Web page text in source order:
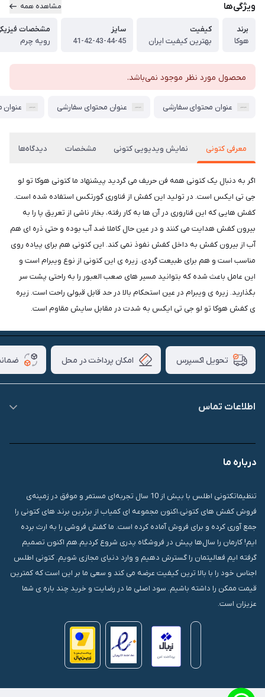
ویژگی‌ها مشاهده همه
برند
هوکا
کیفیت
بهترین کیفیت ایران
سایز
41-42-43-44-45
مشخصات
رویه چرم
محصول مورد نظر موجود نمی‌باشد.
عنوان محتوای سفارشی عنوان محتوای سفارشی عنوان
معرفی کتونی نمایش ویدیویی کتونی مشخصات دیدگاه‌ها
اگر به دنبال یک کتونی همه فن حریف می گردید پیشنهاد ما کتونی هوکا تو لو
جی تی ایکس است. در تولید این کفش از فناوری گورتکس استفاده شده است.
کفش هایی که این فناروری در آن ها به کار رفته، بخار ناشی از تعریق پا را به
بیرون کفش هدایت می کنند و در عین حال کاملا ضد آب بوده و حتی ذره ای هم
آب از بیرون کفش به داخل کفش نفوذ نمی کند. این کتونی هم برای پیاده روی
مناسب است و هم برای طبیعت گردی. زیره ی این کتونی از نوع ویبرام است و
این عامل باعث شده که بتوانید مسیر های صعب العبور را به راحتی پشت سر
بگذارید. زیره ی ویبرام در عین استحکام بالا در حد قابل قبولی راحت است. زیره
ی کفش هوکا تو لو جی تی ایکس به شدت در مقابل سایش مقاوم است.
تحویل اکسپرس امکان پرداخت در محل
اطلاعات تماس
درباره ما
تنظیماتکتونی اطلس با بیش از 10 سال تجربه‌ای مستمر و موفق در زمینه‌ی
فروش کفش های کتونی،اکنون مجموعه ای کمیاب از برترین برند های کتونی را
جمع آوری کرده و برای فروش آماده کرده است. ما کفش فروشی را به ارث برده
ایم! کارمان را سال‌ها پیش در فروشگاه پدری شروع کردیم.هم اکنون تصمیم
گرفته ایم فعالیتمان را گسترش دهیم و وارد دنیای مجازی شویم. کتونی اطلس
اجناس خود را با بالا ترین کیفیت عرضه می کند و سعی ما بر این است که کمترین
قیمت ممکن را داشته باشیم. سود اصلی ما در رضایت و خرید چند باره ی شما
عزیزان است.